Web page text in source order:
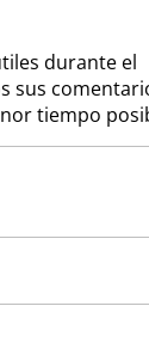
durante el
sus
tiempo